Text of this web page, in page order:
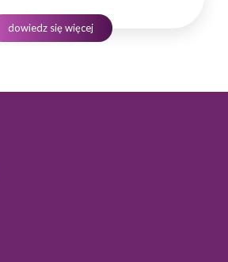
w naszej branży.…
dowiedz się więcej